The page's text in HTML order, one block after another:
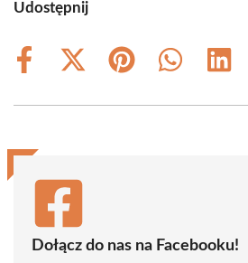
Udostępnij
Share
Share
(Twitter)
Share
Share
Share
Dołącz do nas na Facebooku!